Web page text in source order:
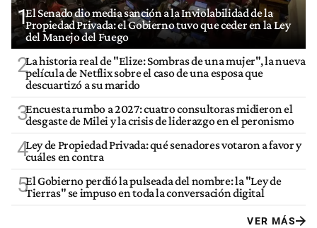
1El Senado dio media sanción a la Inviolabilidad de la
Propiedad Privada: el Gobierno tuvo que ceder en la Ley
del Manejo del Fuego
2La historia real de "Elize: Sombras de una mujer", la nueva
película de Netflix sobre el caso de una esposa que
descuartizó a su marido
3Encuesta rumbo a 2027: cuatro consultoras midieron el
desgaste de Milei y la crisis de liderazgo en el peronismo
4Ley de Propiedad Privada: qué senadores votaron a favor y
cuáles en contra
5El Gobierno perdió la pulseada del nombre: la "Ley de
Tierras" se impuso en toda la conversación digital
VER MÁS